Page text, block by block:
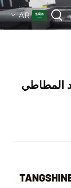
AR
المطاطي